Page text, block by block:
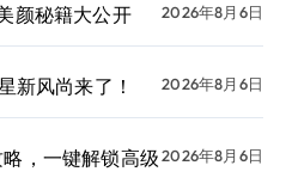
颜秘籍大公开 2026年8月6日
新风尚来了！ 2026年8月6日
，一键解锁高级2026年8月6日